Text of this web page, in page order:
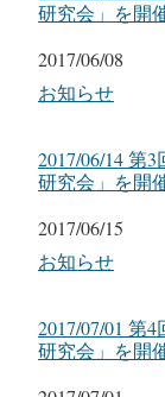
研究会」を開
日付
2017/06/08
関連理由
お知らせ
2017/06/14 第
研究会」を開
日付
2017/06/15
関連理由
お知らせ
2017/07/01 第
研究会」を開